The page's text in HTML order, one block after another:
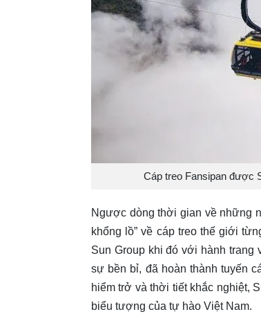
Cáp treo Fansipan được
Ngược dòng thời gian về những
khổng lồ” về cáp treo thế giới
Sun Group khi đó với hành trang
sự bền bỉ, đã hoàn thành tuyến
hiểm trở và thời tiết khắc nghiệt,
biểu tượng của tự hào Việt Nam.